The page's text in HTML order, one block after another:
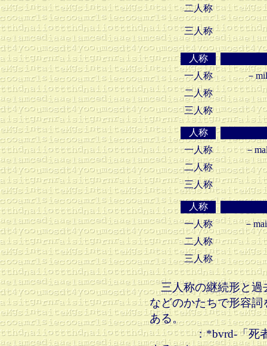
二人称
三人称
人称
一人称
－
二人称
三人称
人称
一人称
－
二人称
三人称
人称
一人称
－
二人称
三人称
三人称の継続形と過
などのかたちで形容
ある。
：*bvrd-「死者の